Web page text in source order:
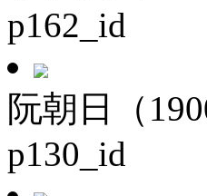
p162_id
阮朝日（
p130_id